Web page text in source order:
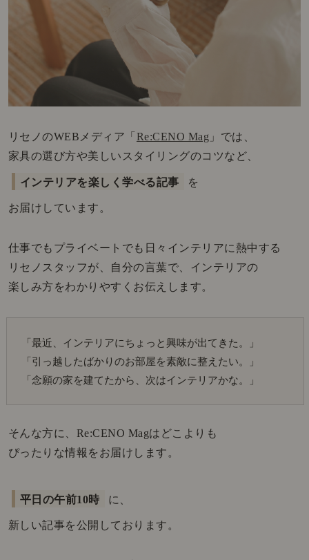
リセノのWEBメディア「 Re:CENO Mag 」では、
家具の選び方や美しいスタイリングのコツなど、
インテリアを楽しく学べる記事 を
お届けしています。
仕事でもプライベートでも日々インテリアに熱中する
リセノスタッフが、自分の言葉で、インテリアの
楽しみ方をわかりやすくお伝えします。
「最近、インテリアにちょっと興味が出てきた。」
「引っ越したばかりのお部屋を素敵に整えたい。」
「念願の家を建てたから、次はインテリアかな。」
そんな方に、Re:CENO Magはどこよりも
ぴったりな情報をお届けします。
平日の午前10時 に、
新しい記事を公開しております。